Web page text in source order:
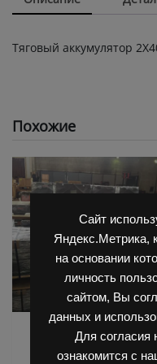
Сайт
Яндекс.Метрика,
на основании
личность
сайтом, Вы
данных и
Для согласия
ознакомится с
Тяговый аккумулятор
Похожие
АКБ для Balkanсar
(Балканкар)